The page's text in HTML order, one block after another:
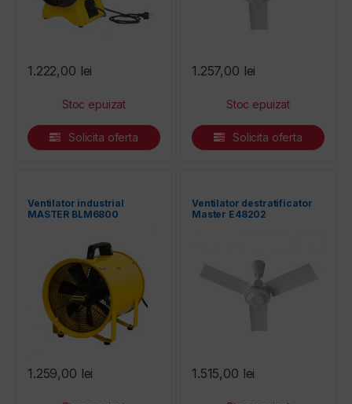
1.222,00 lei
Solicita oferta
1.257,00 lei
Solicita oferta
Ventilator industrial
MASTER BLM6800
1.259,00 lei
Ventilator destratificator
Master E48202
1.515,00 lei